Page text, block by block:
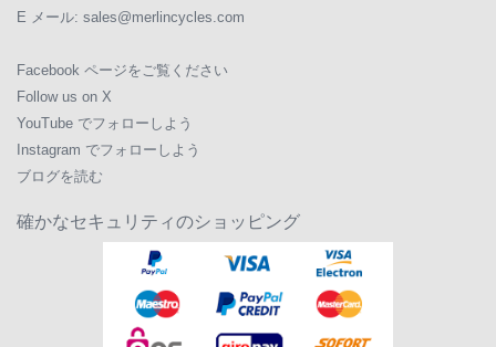
E メール: sales@merlincycles.com
Facebook ページをご覧ください
Follow us on X
YouTube でフォローしよう
Instagram でフォローしよう
ブログを読む
確かなセキュリティのショッピング